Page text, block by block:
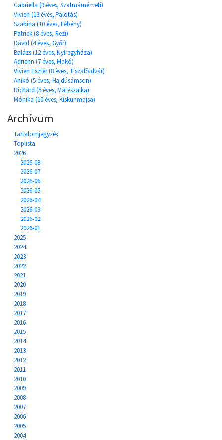
Gabriella (9 éves, Szatmárnémeti)
Vivien (13 éves, Palotás)
Szabina (10 éves, Lébény)
Patrick (8 éves, Rezi)
Dávid (4 éves, Győr)
Balázs (12 éves, Nyíregyháza)
Adrienn (7 éves, Makó)
Vivien Eszter (8 éves, Tiszaföldvár)
Anikó (5 éves, Hajdúsámson)
Richárd (5 éves, Mátészalka)
Mónika (10 éves, Kiskunmajsa)
Archívum
Tartalomjegyzék
Toplista
2026
2026-08
2026-07
2026-06
2026-05
2026-04
2026-03
2026-02
2026-01
2025
2024
2023
2022
2021
2020
2019
2018
2017
2016
2015
2014
2013
2012
2011
2010
2009
2008
2007
2006
2005
2004